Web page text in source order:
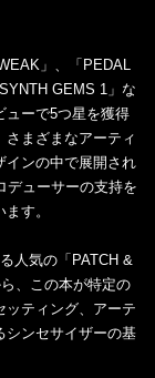
」、「PEDAL
GEMS 1」な
ューで5つ星を獲得
さまざまなアーティ
インの中で展開され
デューサーの支持を
す。
人気の「PATCH &
、この本が特定の
ッティング、アーテ
シンセサイザーの基